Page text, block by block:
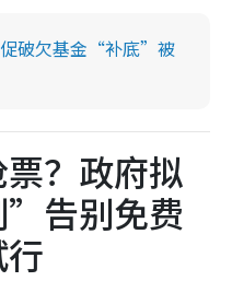
促破欠基金“补底”被
？政府拟
告别免费